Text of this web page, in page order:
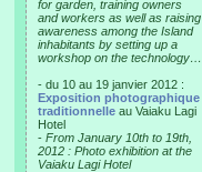
for garden, training owners
and workers as well as raising
awareness among the Island
inhabitants by setting up a
workshop on the technology…
- du 10 au 19 janvier 2012 :
Exposition photographique
traditionnelle au Vaiaku Lagi
Hotel
- From January 10th to 19th,
2012 : Photo exhibition at the
Vaiaku Lagi Hotel